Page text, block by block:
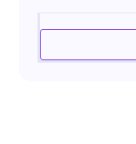
le procedure legali,
consigli precisi e